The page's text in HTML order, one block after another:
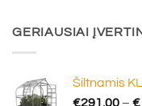
GERIAUSIAI
Šiltnamis
€291.00 – €